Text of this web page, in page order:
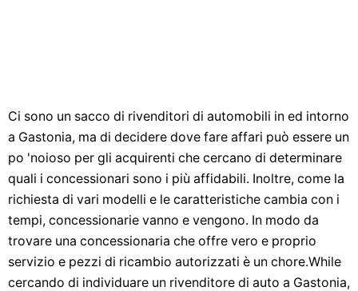
Ci sono un sacco di rivenditori di automobili in ed intorno
a Gastonia, ma di decidere dove fare affari può essere un
po 'noioso per gli acquirenti che cercano di determinare
quali i concessionari sono i più affidabili. Inoltre, come la
richiesta di vari modelli e le caratteristiche cambia con i
tempi, concessionarie vanno e vengono. In modo da
trovare una concessionaria che offre vero e proprio
servizio e pezzi di ricambio autorizzati è un chore.While
cercando di individuare un rivenditore di auto a Gastonia,